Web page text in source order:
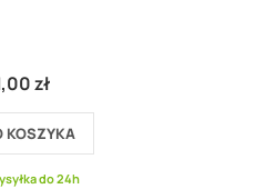
zł
KOSZYKA
do 24h